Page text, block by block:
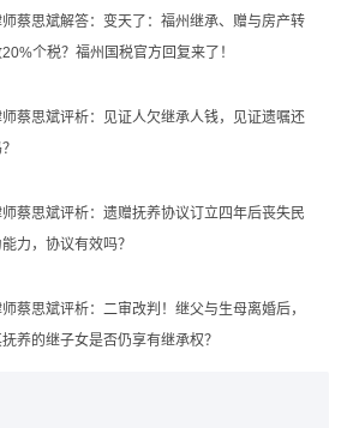
蔡思斌解答：变天了：福州继承、赠与房产转
个税？福州国税官方回复来了！
蔡思斌评析：见证人欠继承人钱，见证遗嘱还
蔡思斌评析：遗赠抚养协议订立四年后丧失民
力，协议有效吗？
蔡思斌评析：二审改判！继父与生母离婚后，
养的继子女是否仍享有继承权？